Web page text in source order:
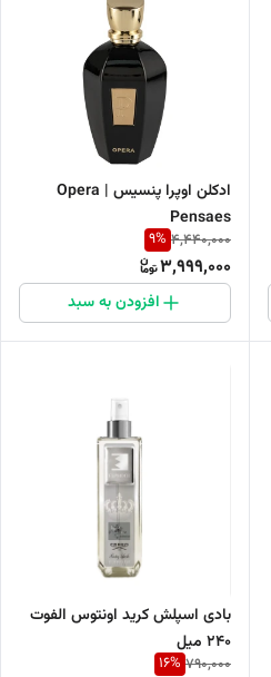
ادکلن اوپرا پنسیس | Opera
Pensaes
4,440,000
9%
3,999,000
افزودن به سبد
بادی اسپلش کرید اونتوس الفوت
۲۴۰ میل
790,000
16%